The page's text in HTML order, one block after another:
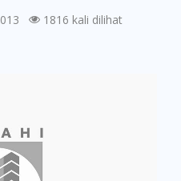
1816 kali dilihat